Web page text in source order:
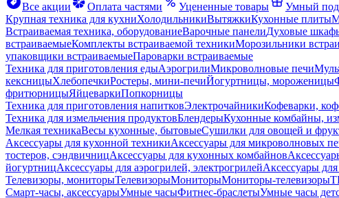
Все акции
Оплата частями Уцененные товары Умный
Крупная техника для кухниХолодильникиВытяжкиКухонные плиты
Встраиваемая техника, оборудованиеВарочные панелиДуховые
встраиваемыеКомплекты встраиваемой техникиМорозильники
упаковщики встраиваемыеПароварки встраиваемые
Техника для приготовления едыАэрогрилиМикроволновые печи
кексницыХлебопечкиРостеры, мини-печиЙогуртницы, мороженицы
фритюрницыЯйцеваркиПопкорницы
Техника для приготовления напитковЭлектрочайникиКофеварки,
Техника для измельчения продуктовБлендерыКухонные комбайны,
Мелкая техникаВесы кухонные, бытовыеСушилки для овощей и
Аксессуары для кухонной техникиАксессуары для микроволновых
тостеров, сэндвичницАксессуары для кухонных комбайнов
йогуртницАксессуары для аэрогрилей, электрогрилейАксессуары
Телевизоры, мониторыТелевизорыМониторыМониторы-телевизоры
Смарт-часы, аксессуарыУмные часыФитнес-браслетыУмные часы